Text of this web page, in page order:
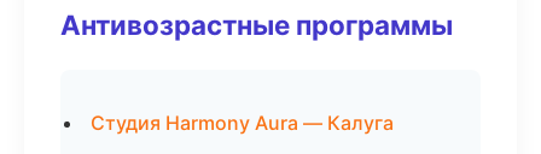
Антивозрастные программы
Студия Harmony Aura — Калуга